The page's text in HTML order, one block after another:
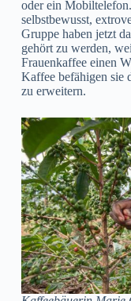
oder ein
selbstbewusst,
Gruppe haben jetzt
gehört zu werden,
Frauenkaffee einen
Kaffee befähigen sie
zu erweitern.